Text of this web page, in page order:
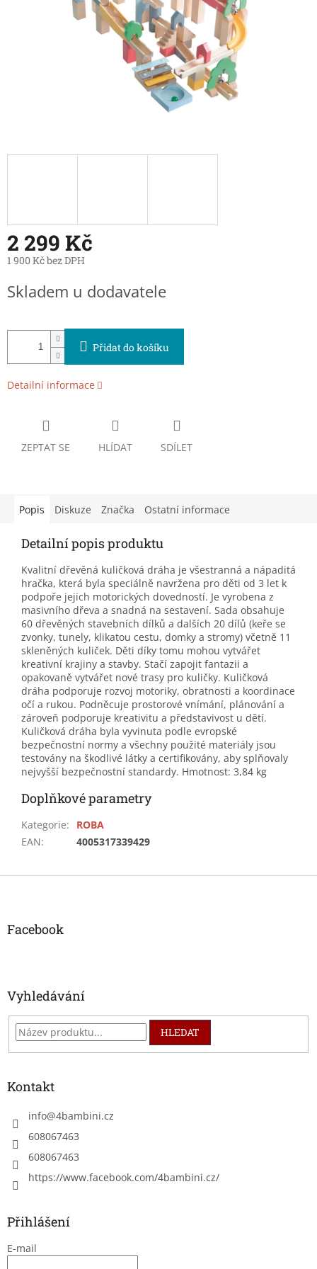
2 299 Kč
1 900 Kč bez DPH
cena:
Skladem u dodavatele
Přidat do košíku
Detailní informace
ZEPTAT SE HLÍDAT SDÍLET
Popis Diskuze Značka Ostatní informace
Detailní popis produktu
Kvalitní dřevěná kuličková dráha je všestranná a nápaditá
hračka, která byla speciálně navržena pro děti od 3 let k
podpoře jejich motorických dovedností. Je vyrobena z
masivního dřeva a snadná na sestavení. Sada obsahuje
60 dřevěných stavebních dílků a dalších 20 dílů (keře se
zvonky, tunely, klikatou cestu, domky a stromy) včetně 11
skleněných kuliček. Děti díky tomu mohou vytvářet
kreativní krajiny a stavby. Stačí zapojit fantazii a
opakovaně vytvářet nové trasy pro kuličky. Kuličková
dráha podporuje rozvoj motoriky, obratnosti a koordinace
očí a rukou. Podněcuje prostorové vnímání, plánování a
zároveň podporuje kreativitu a představivost u dětí.
Kuličková dráha byla vyvinuta podle evropské
bezpečnostní normy a všechny použité materiály jsou
testovány na škodlivé látky a certifikovány, aby splňovaly
nejvyšší bezpečnostní standardy. Hmotnost: 3,84 kg
Doplňkové parametry
Kategorie:
ROBA
EAN: 4005317339429
Z
Facebook
Vyhledávání
HLEDAT
Kontakt
info@4bambini.cz
608067463
608067463
https://www.facebook.com/4bambini.cz/
Přihlášení
E-mail